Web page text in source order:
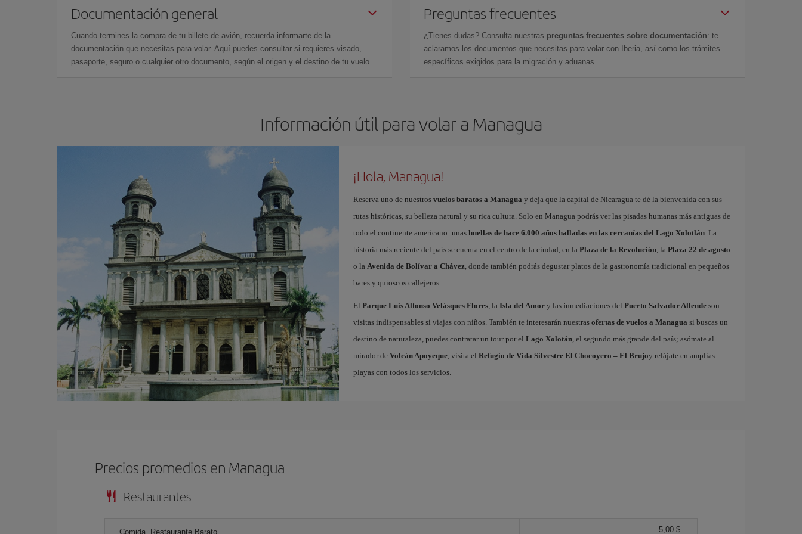
Documentación general
Cuando termines la compra de tu billete de avión, recuerda informarte de la
documentación que necesitas para volar. Aquí puedes consultar si requieres visado,
pasaporte, seguro o cualquier otro documento, según el origen y el destino de tu vuelo.
Preguntas frecuentes
¿Tienes dudas? Consulta nuestras preguntas frecuentes sobre documentación: te
aclaramos los documentos que necesitas para volar con Iberia, así como los trámites
específicos exigidos para la migración y aduanas.
Información útil para volar a Managua
¡Hola, Managua!
Reserva uno de nuestros vuelos baratos a Managua y deja que la capital de Nicaragua te dé la bienvenida con sus
rutas históricas, su belleza natural y su rica cultura. Solo en Managua podrás ver las pisadas humanas más antiguas de
todo el continente americano: unas huellas de hace 6.000 años halladas en las cercanías del Lago Xolotlán. La
historia más reciente del país se cuenta en el centro de la ciudad, en la Plaza de la Revolución, la Plaza 22 de agosto
o la Avenida de Bolívar a Chávez, donde también podrás degustar platos de la gastronomía tradicional en pequeños
bares y quioscos callejeros.
El Parque Luis Alfonso Velásques Flores, la Isla del Amory las inmediaciones del Puerto Salvador Allendeson
visitas indispensables si viajas con niños. También te interesarán nuestras ofertas de vuelos a Managua si buscas un
destino de naturaleza, puedes contratar un tour por el Lago Xolotán, el segundo más grande del país; asómate al
mirador de Volcán Apoyeque, visita el Refugio de Vida Silvestre El Chocoyero – El Brujoy relájate en amplias
playas con todos los servicios.
Precios promedios en Managua
Restaurantes
Comida, Restaurante Barato 5,00 $